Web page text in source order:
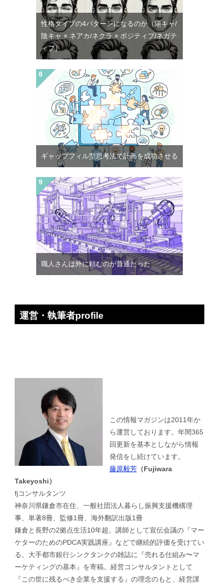
性格タイプの4パターンになるのか（陽キャ/
陰キャ × ネアカ/ネクラ × ポジティブ/ネガテ
ィブ）
ギャップフィル型思考法で計画を成功させる
職人さんは外に頼むのが普通だった
運営・執筆者profile
この情報マガジンは2011年か
ら運営しております。年間365
回更新を基本としながら情報
発信をし続けています。
藤原毅芳 （Fujiwara
Takeyoshi）
fjコンサルタンツ
神奈川県鎌倉市在住、一般社団法人暮らし振興支援機構理
事、単著8冊、監修1冊、海外翻訳出版1冊
鎌倉と長野の2拠点生活10年超。講師として宣伝会議の『マー
ケターのためのPDCA実践講座』などで継続的評価を受けてい
る。大手都市銀行シンクタンクの雑誌に『売れる仕組み〜マ
ーケティングの基本』を寄稿。経営コンサルタントとして
『この世に残るべき企業を支援する』の理念のもと、経営課